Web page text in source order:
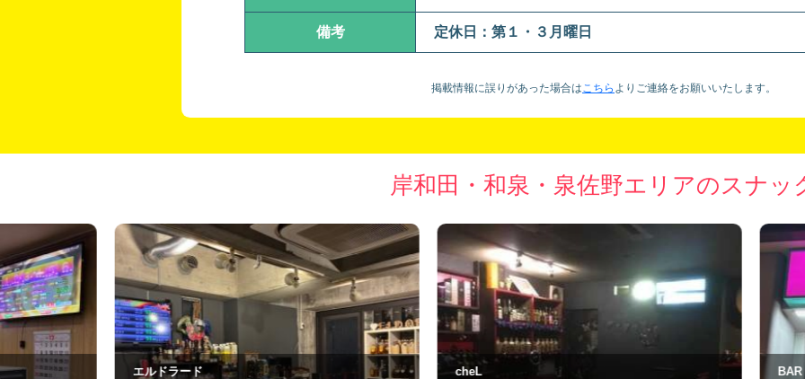
備考 定休日：第１・３月曜日
掲載情報に誤りがあった場合はこちら より ご連絡をお願いいたします。
岸和田・和泉・泉佐野エリアのスナッ
cheL
BAR THE UNION